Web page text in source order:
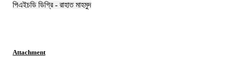
পিএইচডি ডিগ্রি - রাহাত মাহমুদ
Attachment